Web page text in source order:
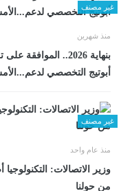
غير مصنف
منذ شهرين
بنهاية 2026..
أبوتيج التخصصي لدعم...الأمس الثلاثاء، 23
غير مصنف
منذ عام واحد
وزير الاتصالات:
من حولنا